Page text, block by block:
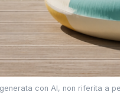
con AI, non riferita a